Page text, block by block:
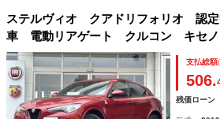
ステルヴィオ クアドリフォリオ 認
車 電動リアゲート クルコン キセ
ステリングヒーター Ｂカメラ 前後
Ｖ 純正２０インチＡＷ 半革シート
ＨＤＭＩ
支払総額
506.
残価ローン